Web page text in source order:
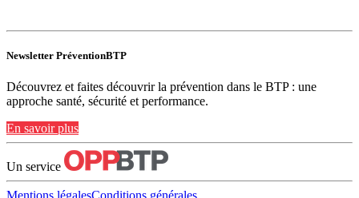
Newsletter PréventionBTP
Découvrez et faites découvrir la prévention dans le BTP : une
approche santé, sécurité et performance.
En savoir plus
Un service
Mentions légalesConditions générales